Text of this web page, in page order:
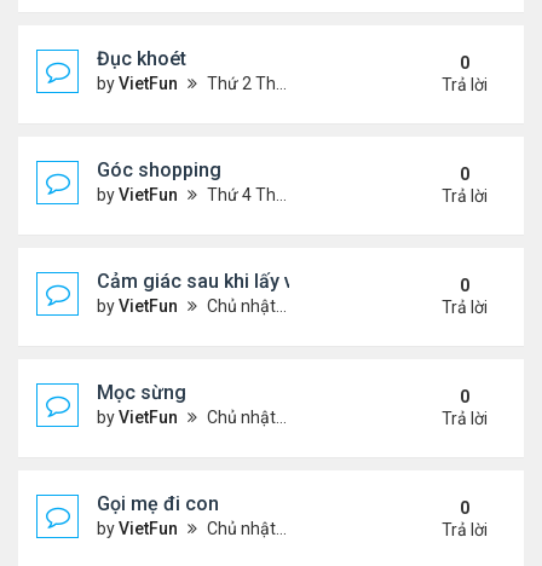
Đục khoét
byVietFun Thứ 2 Tháng 1 03, 2022 9:05 pm
0
Trả lời
Góc shopping
byVietFun Thứ 4 Tháng 12 15, 2021 12:19 pm
0
Trả lời
Cảm giác sau khi lấy vợ
byVietFun Chủ nhật Tháng 12 12, 2021 11:24 pm
0
Trả lời
Mọc sừng
byVietFun Chủ nhật Tháng 12 12, 2021 11:23 pm
0
Trả lời
Gọi mẹ đi con
byVietFun Chủ nhật Tháng 12 12, 2021 11:22 pm
0
Trả lời